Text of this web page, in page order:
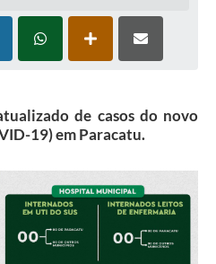
de casos do novo
19) em Paracatu.